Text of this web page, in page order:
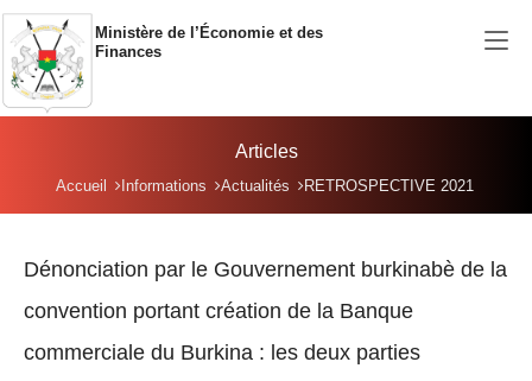
Aller au contenu principal
Ministère de l’Économie et des
Finances
Articles
Vous êtes ici:
Accueil Informations Actualités RETROSPECTIVE 2021
Dénonciation par le Gouvernement burkinabè de la
convention portant création de la Banque
commerciale du Burkina : les deux parties